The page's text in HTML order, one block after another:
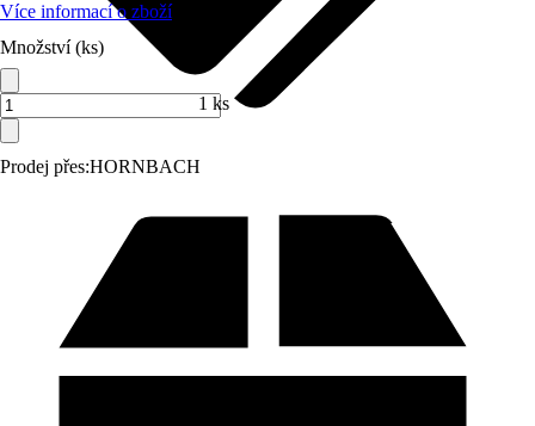
Prodej přes:HORNBACH
Více informací o zboží
Množství (ks)
1 ks